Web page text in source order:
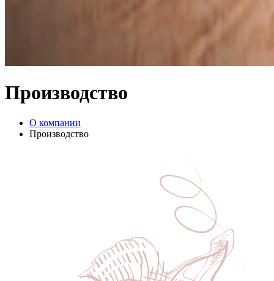
Производство
О компании
Производство